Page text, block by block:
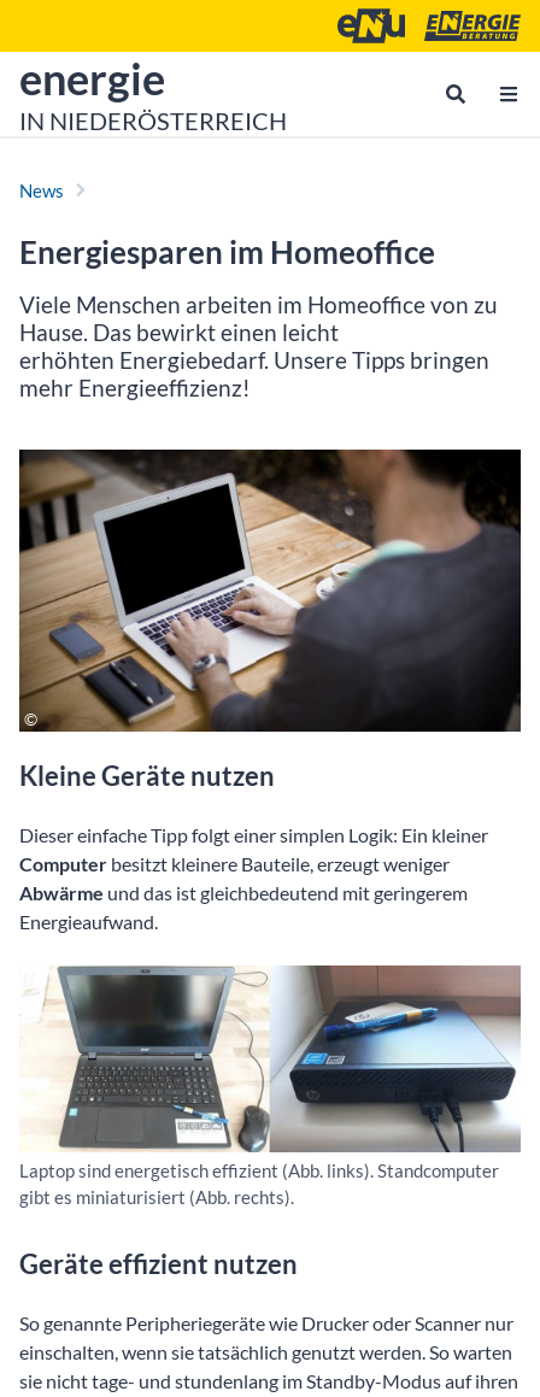
Energie- und
zur Startseite von
energie
IN NIEDERÖSTERREICH
News
Energiesparen im Homeoffice
Viele Menschen arbeiten im Homeoffice von zu
Hause. Das bewirkt einen leicht
erhöhten Energiebedarf. Unsere Tipps bringen
mehr Energieeffizienz!
Kleine Geräte nutzen
Dieser einfache Tipp folgt einer simplen Logik: Ein kleiner
Computer besitzt kleinere Bauteile, erzeugt weniger
Abwärme und das ist gleichbedeutend mit geringerem
Energieaufwand.
Laptop sind energetisch effizient (Abb. links). Standcomputer
gibt es miniaturisiert (Abb. rechts).
Geräte effizient nutzen
So genannte Peripheriegeräte wie Drucker oder Scanner nur
einschalten, wenn sie tatsächlich genutzt werden. So warten
sie nicht tage- und stundenlang im Standby-Modus auf ihren